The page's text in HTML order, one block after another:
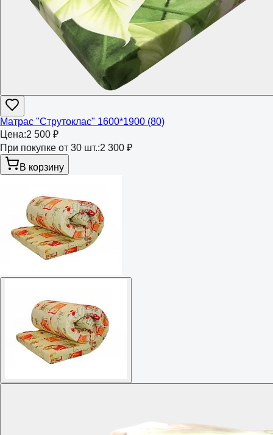
Матрас "Струтоклас" 1600*1900 (80)
Цена:2 500 ₽
При покупке от 30 шт.:2 300 ₽
В корзину